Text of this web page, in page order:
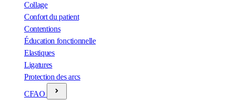
Collage
Confort du patient
Contentions
Éducation fonctionnelle
Elastiques
Ligatures
Protection des arcs
CFAO